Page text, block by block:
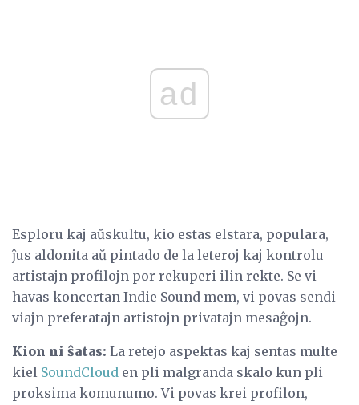
ad
Esploru kaj aŭskultu, kio estas elstara, populara,
ĵus aldonita aŭ pintado de la leteroj kaj kontrolu
artistajn profilojn por rekuperi ilin rekte. Se vi
havas koncertan Indie Sound mem, vi povas sendi
viajn preferatajn artistojn privatajn mesaĝojn.
Kion ni ŝatas: La retejo aspektas kaj sentas multe
kiel SoundCloud en pli malgranda skalo kun pli
proksima komunumo. Vi povas krei profilon,